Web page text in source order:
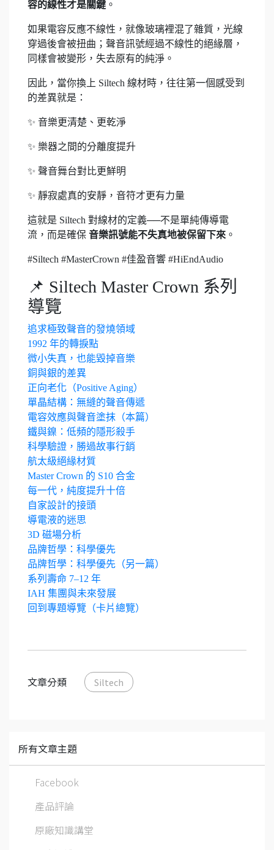
容的線性才是關鍵 。
如果電容反應不線性，就像玻璃裡混了雜質，光線
穿過後會被扭曲；聲音訊號經過不線性的絕緣層，
同樣會被變形，失去原有的純淨。
因此，當你換上 Siltech 線材時，往往第一個感受到
的差異就是：
✨ 音樂更清楚、更乾淨
✨ 樂器之間的分離度提升
✨ 聲音舞台對比更鮮明
✨ 靜寂處真的安靜，音符才更有力量
這就是 Siltech 對線材的定義──不是單純傳導電
流，而是確保 音樂訊號能不失真地被保留下來 。
#Siltech #MasterCrown #佳盈音響 #HiEndAudio
📌 Siltech Master Crown 系列
導覽
追求極致聲音的發燒領域
1992 年的轉捩點
微小失真，也能毀掉音樂
銅與銀的差異
正向老化（Positive Aging）
單晶結構：無縫的聲音傳遞
電容效應與聲音塗抹（本篇）
鐵與鎳：低頻的隱形殺手
科學驗證，勝過故事行銷
航太級絕緣材質
Master Crown 的 S10 合金
每一代，純度提升十倍
自家設計的接頭
導電液的迷思
3D 磁場分析
品牌哲學：科學優先
品牌哲學：科學優先（另一篇）
系列壽命 7–12 年
IAH 集團與未來發展
回到專題導覽（卡片總覽）
文章分類 Siltech
所有文章主題
Facebook
產品評論
原廠知識講堂